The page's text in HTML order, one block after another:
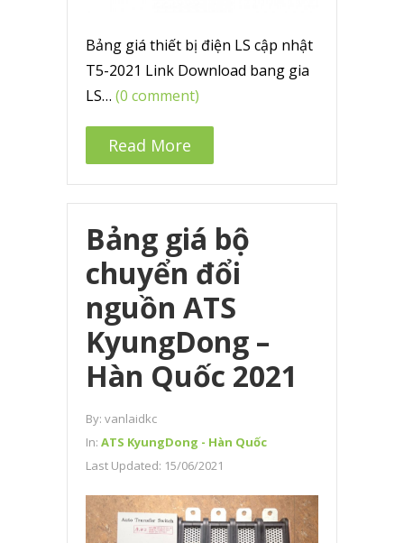
Bảng giá thiết bị điện LS cập nhật
T5-2021 Link Download bang gia
LS… (0 comment)
Read More
Bảng giá bộ
chuyển đổi
nguồn ATS
KyungDong –
Hàn Quốc 2021
By: vanlaidkc
In: ATS KyungDong - Hàn Quốc
Last Updated: 15/06/2021